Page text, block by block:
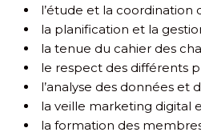
l’étude et la coordination
la planification et la
la tenue du cahier des
le respect des différents
l’analyse des données et
la veille marketing digital
la formation des